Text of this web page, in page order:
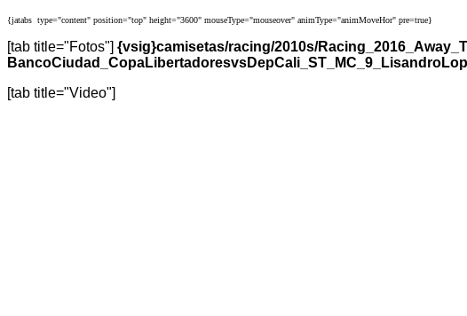
{jatabs type="content" position="top" height="3600" mouseType="mouseover" animType="animMoveHor" pre=true}
[tab title="Fotos"] {vsig}camisetas/racing/2010s/
[tab title="Video"]